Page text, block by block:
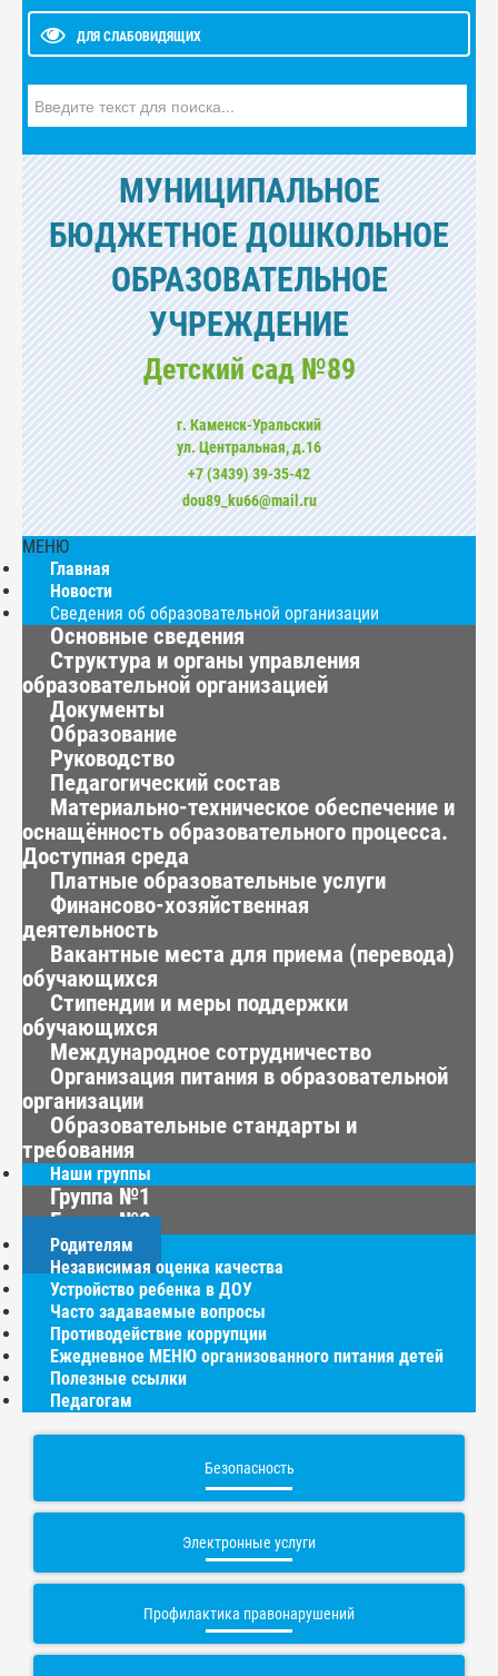
ДЛЯ СЛАБОВИДЯЩИХ
МУНИЦИПАЛЬНОЕ
БЮДЖЕТНОЕ ДОШКОЛЬНОЕ
ОБРАЗОВАТЕЛЬНОЕ
УЧРЕЖДЕНИЕ
Детский сад №89
г. Каменск-Уральский
ул. Центральная, д.16
+7 (3439) 39-35-42
dou89_ku66@mail.ru
МЕНЮ
Главная
Новости
Сведения об образовательной организации
Основные сведения
Структура и органы управления
образовательной организацией
Документы
Образование
Руководство
Педагогический состав
Материально-техническое обеспечение и
оснащённость образовательного процесса.
Доступная среда
Платные образовательные услуги
Финансово-хозяйственная
деятельность
Вакантные места для приема (перевода)
обучающихся
Стипендии и меры поддержки
обучающихся
Международное сотрудничество
Организация питания в образовательной
организации
Образовательные стандарты и
требования
Наши группы
Группа №1
Группа №2
Родителям
Независимая оценка качества
Устройство ребенка в ДОУ
Часто задаваемые вопросы
Противодействие коррупции
Ежедневное МЕНЮ организованного питания детей
Полезные ссылки
Педагогам
Безопасность
Электронные услуги
Профилактика правонарушений